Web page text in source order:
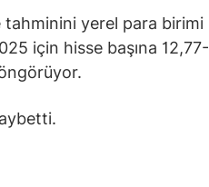
tahminini yerel para birimi
için hisse başına 12,77-